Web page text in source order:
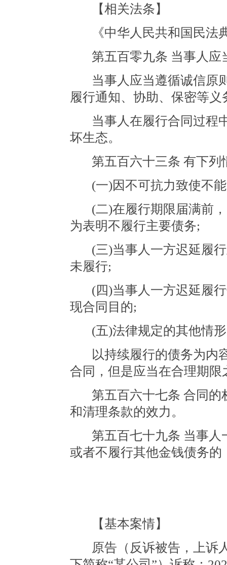
【相关法条】
《中华人民共和国民法
第五百零九条 当事人应
当事人应当遵循诚信原
履行通知、协助、保密等义
当事人在履行合同过程
坏生态。
第五百六十三条 有下列
(一)因不可抗力致使不
(二)在履行期限届满前
为表明不履行主要债务;
(三)当事人一方迟延履
未履行;
(四)当事人一方迟延履
现合同目的;
(五)法律规定的其他情
以持续履行的债务为内
合同，但是应当在合理期限
第五百六十七条 合同的
和清理条款的效力。
第五百七十九条 当事人
或者不履行其他金钱债务
【基本案情】
原告（反诉被告，上诉